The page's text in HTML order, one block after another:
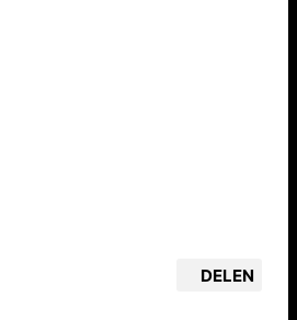
DELEN